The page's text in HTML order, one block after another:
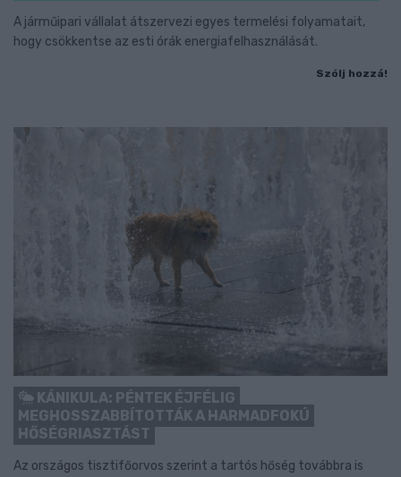
A járműipari vállalat átszervezi egyes termelési folyamatait,
hogy csökkentse az esti órák energiafelhasználását.
Szólj hozzá!
KÁNIKULA: PÉNTEK ÉJFÉLIG
MEGHOSSZABBÍTOTTÁK A HARMADFOKÚ
HŐSÉGRIASZTÁST
Az országos tisztifőorvos szerint a tartós hőség továbbra is